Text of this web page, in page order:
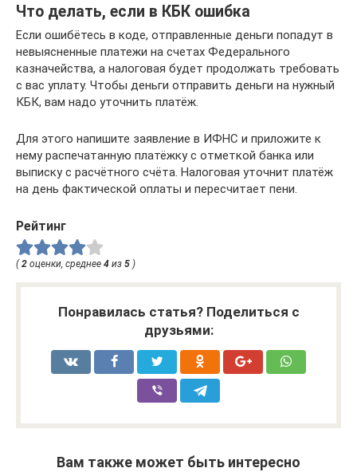
Что делать, если в КБК ошибка
Если ошибётесь в коде, отправленные деньги попадут в
невыясненные платежи на счетах Федерального
казначейства, а налоговая будет продолжать требовать
с вас уплату. Чтобы деньги отправить деньги на нужный
КБК, вам надо уточнить платёж.
Для этого напишите заявление в ИФНС и приложите к
нему распечатанную платёжку с отметкой банка или
выписку с расчётного счёта. Налоговая уточнит платёж
на день фактической оплаты и пересчитает пени.
Рейтинг
( 2 оценки, среднее 4 из 5 )
Понравилась статья? Поделиться с
друзьями:
Вам также может быть интересно